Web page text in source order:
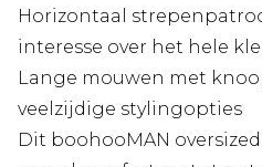
Horizontaal
interesse over het hele
Lange mouwen met
veelzijdige stylingopties
Dit boohooMAN